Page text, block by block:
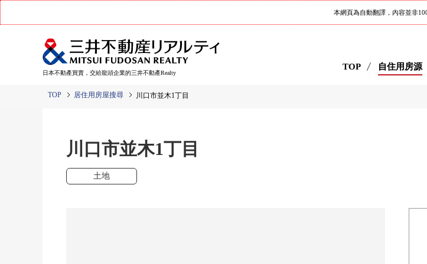
本網頁為自動翻譯，內容並非
日本不動產買賣，交給龍頭企業的三井不動產Realty
TOP 自住用房源
TOP 居住用房屋搜尋 川口市並木1丁目
川口市並木1丁目
土地